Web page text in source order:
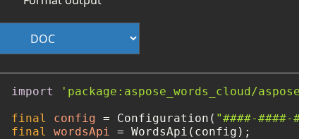
import
'package:aspose_words_cloud/
final
config = Configuration( "####-####-
final
wordsApi = WordsApi(config);